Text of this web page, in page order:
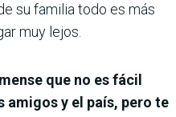
su familia todo es más
muy lejos.
que no es fácil
amigos y el país, pero te